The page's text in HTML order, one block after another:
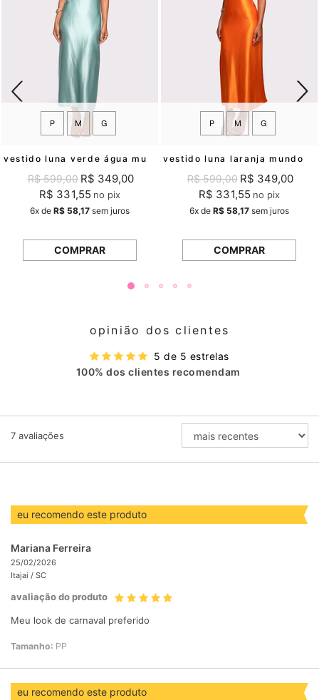
P M G
R$ 599,00 R$ 349,00
R$ 331,55 no pix
6x de R$ 58,17 sem juros
COMPRAR
P M G
R$ 599,00 R$ 349,00
R$ 331,55 no pix
6x de R$ 58,17 sem juros
COMPRAR
opinião dos clientes
5 de 5 estrelas
100% dos clientes recomendam
7 avaliações
ORDENAR
AVALIAÇÕES
eu recomendo este produto
Mariana Ferreira
25/02/2026
Itajaí / SC
avaliação do produto
Meu look de carnaval preferido
Tamanho: PP
eu recomendo este produto